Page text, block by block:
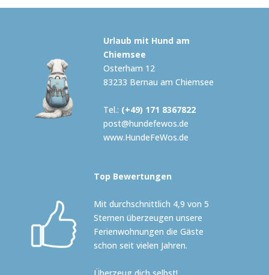
Urlaub mit Hund am
Chiemsee
Osterham 12
83233 Bernau am Chiemsee
Tel.: (+49) 171 8367822
post@hundefewos.de
www.HundeFeWos.de
Top Bewertungen
Mit durchschnittlich 4,9 von 5
Sternen überzeugen unsere
Ferienwohnungen die Gäste
schon seit vielen Jahren.
Überzeug dich selbst!